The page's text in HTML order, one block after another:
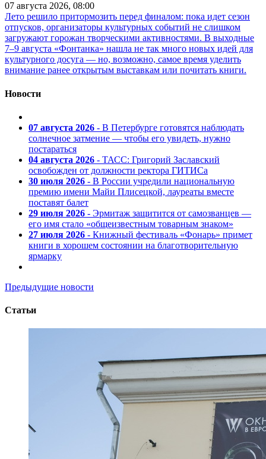
07 августа 2026, 08:00
Лето решило притормозить перед финалом: пока идет сезон
отпусков, организаторы культурных событий не слишком
загружают горожан творческими активностями. В выходные
7–9 августа «Фонтанка» нашла не так много новых идей для
культурного досуга — но, возможно, самое время уделить
внимание ранее открытым выставкам или почитать книги.
Новости
07 августа 2026 - В Петербурге готовятся наблюдать
солнечное затмение — чтобы его увидеть, нужно
постараться
04 августа 2026 - ТАСС: Григорий Заславский
освобожден от должности ректора ГИТИСа
30 июля 2026 - В России учредили национальную
премию имени Майи Плисецкой, лауреаты вместе
поставят балет
29 июля 2026 - Эрмитаж защитится от самозванцев —
его имя стало «общеизвестным товарным знаком»
27 июля 2026 - Книжный фестиваль «Фонарь» примет
книги в хорошем состоянии на благотворительную
ярмарку
Предыдущие новости
Статьи